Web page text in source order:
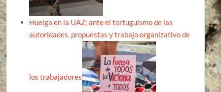
Huelga en la UAZ: ante el tortuguismo de las
autoridades, propuestas y trabajo organizativo de
los trabajadores